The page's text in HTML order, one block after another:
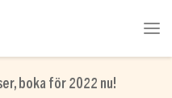
boka för 2022 nu!